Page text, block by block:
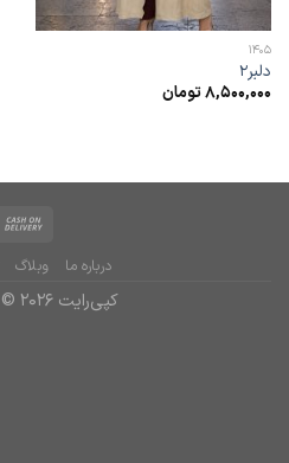
1405
دلبر2
8,500,000تومان
درباره ما وبلاگ
کپی‌رایت 2026 ©